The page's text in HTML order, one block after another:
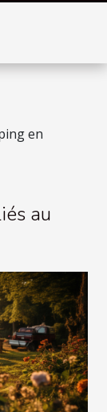
en
au